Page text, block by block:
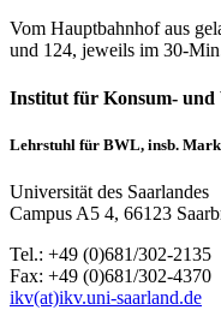
Vom Hauptbahnhof aus
und 124, jeweils im 30-
Institut für Konsum- und
Lehrstuhl für BWL, insb.
Universität des Saarlandes
Campus A5 4, 66123
Tel.: +49 (0)681/302-2135
Fax: +49 (0)681/302-4370
ikv(at)ikv.uni-saarland.de